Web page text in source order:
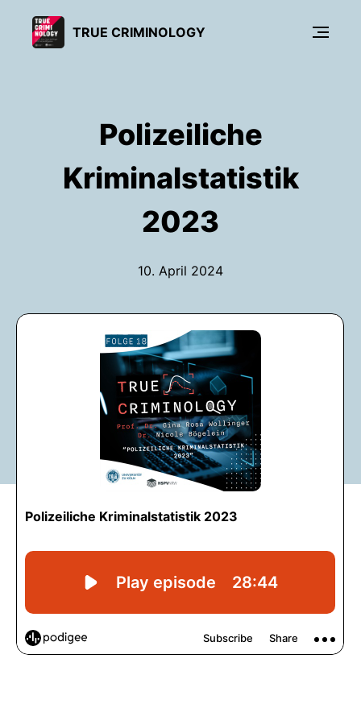
TRUE CRIMINOLOGY
Polizeiliche
Kriminalstatistik
2023
10. April 2024